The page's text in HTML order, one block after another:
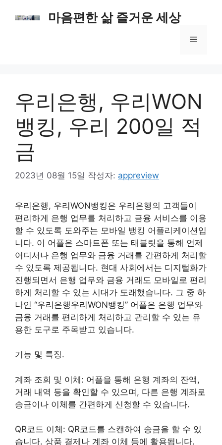
마음편한 삶 즐거운 세상
메
우리은행, 우리WON
뱅킹, 우리 200일 적
금
2023년 08월 15일 작성자: appreview
우리은행, 우리WON뱅킹은 우리은행의 고객들이
편리하게 은행 업무를 처리하고 금융 서비스를 이용
할 수 있도록 도와주는 모바일 뱅킹 어플리케이션입
니다. 이 어플은 스마트폰 또는 태블릿을 통해 언제
어디서나 은행 업무와 금융 거래를 간편하게 처리할
수 있도록 제공됩니다. 현대 사회에서는 디지털화가
진행되면서 은행 업무와 금융 거래도 모바일로 편리
하게 처리할 수 있는 시대가 도래했습니다. 그 중 하
나인 “우리은행우리WON뱅킹” 어플은 은행 업무와
금융 거래를 편리하게 처리하고 관리할 수 있는 유
용한 도구로 주목받고 있습니다.
기능 및 특징.
계좌 조회 및 이체: 어플을 통해 은행 계좌의 잔액,
거래 내역 등을 확인할 수 있으며, 다른 은행 계좌로
송금이나 이체를 간편하게 신청할 수 있습니다.
QR코드 이체: QR코드를 스캔하여 송금을 할 수 있
습니다. 상품 결제나 계좌 이체 등에 활용됩니다.